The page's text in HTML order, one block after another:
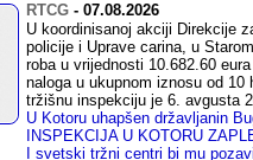
RTCG- 07.08.2026
U koordinisanoj akciji Direkcije
policije i Uprave carina, u
roba u vrijednosti 10.682.60
naloga u ukupnom iznosu od 10
tržišnu inspekciju je 6. avgusta